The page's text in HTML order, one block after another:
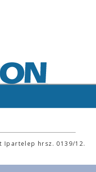
Ipartelep hrsz. 0139/12.